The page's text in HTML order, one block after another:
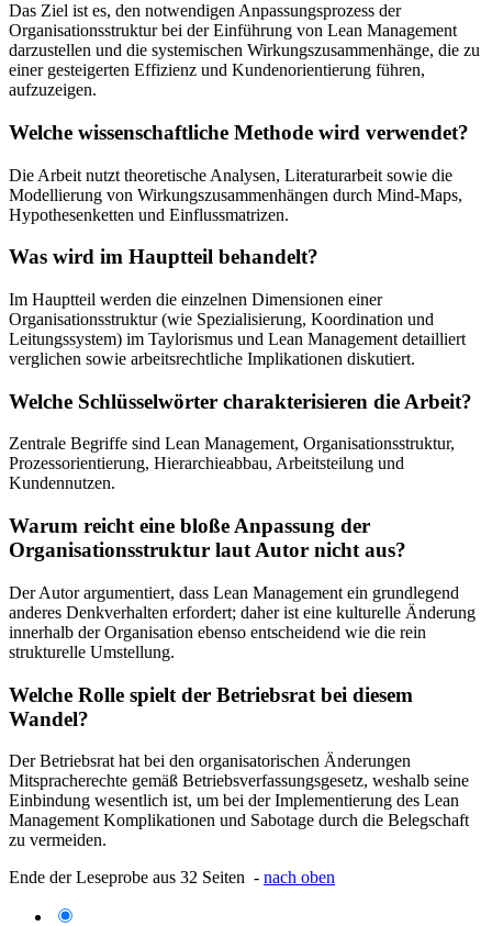
Das Ziel ist es, den notwendigen Anpassungsprozess der
Organisationsstruktur bei der Einführung von Lean Management
darzustellen und die systemischen Wirkungszusammenhänge, die zu
einer gesteigerten Effizienz und Kundenorientierung führen,
aufzuzeigen.
Welche wissenschaftliche Methode wird verwendet?
Die Arbeit nutzt theoretische Analysen, Literaturarbeit sowie die
Modellierung von Wirkungszusammenhängen durch Mind-Maps,
Hypothesenketten und Einflussmatrizen.
Was wird im Hauptteil behandelt?
Im Hauptteil werden die einzelnen Dimensionen einer
Organisationsstruktur (wie Spezialisierung, Koordination und
Leitungssystem) im Taylorismus und Lean Management detailliert
verglichen sowie arbeitsrechtliche Implikationen diskutiert.
Welche Schlüsselwörter charakterisieren die Arbeit?
Zentrale Begriffe sind Lean Management, Organisationsstruktur,
Prozessorientierung, Hierarchieabbau, Arbeitsteilung und
Kundennutzen.
Warum reicht eine bloße Anpassung der
Organisationsstruktur laut Autor nicht aus?
Der Autor argumentiert, dass Lean Management ein grundlegend
anderes Denkverhalten erfordert; daher ist eine kulturelle Änderung
innerhalb der Organisation ebenso entscheidend wie die rein
strukturelle Umstellung.
Welche Rolle spielt der Betriebsrat bei diesem
Wandel?
Der Betriebsrat hat bei den organisatorischen Änderungen
Mitspracherechte gemäß Betriebsverfassungsgesetz, weshalb seine
Einbindung wesentlich ist, um bei der Implementierung des Lean
Management Komplikationen und Sabotage durch die Belegschaft
zu vermeiden.
Ende der Leseprobe aus 32 Seiten - nach oben